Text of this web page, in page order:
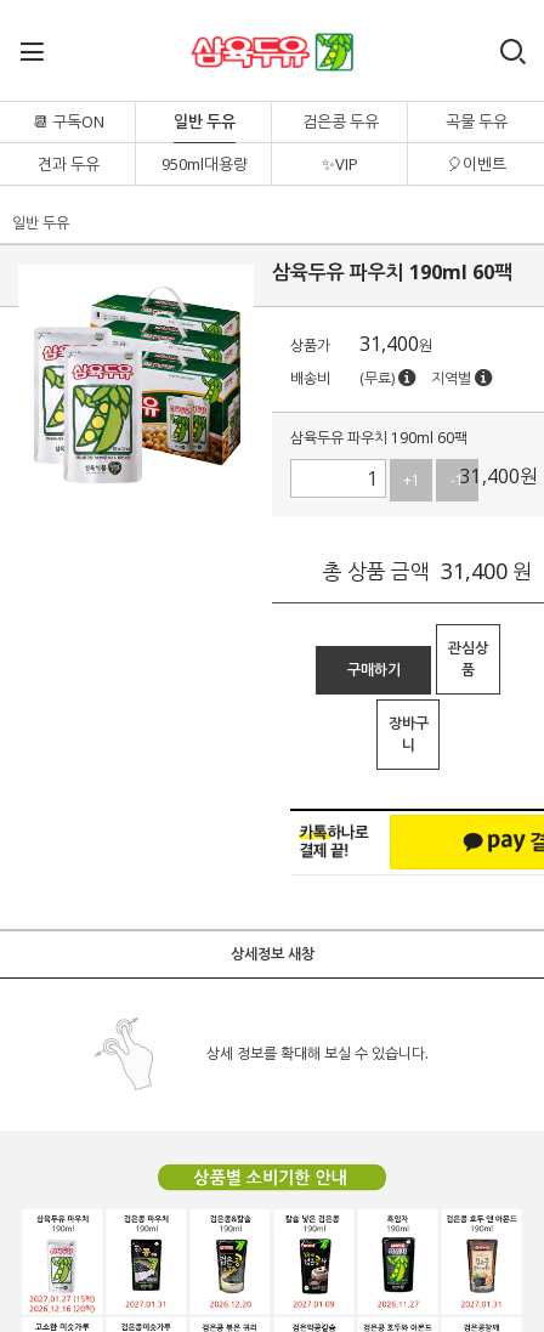
📆 구독ON 일반 두유 검은콩 두유
곡물 두유
견과 두유
950ml대용량 ✨VIP 🎈이벤트
일반 두유
삼육두유 파우치 190ml 60팩
상품가 31,400원
배송비
(무료) 지역별
삼육두유 파우치 190ml 60팩
+1 -131,400원
총 상품 금액 31,400 원
구매하기
관심상
품
장바구
니
상세정보 새창
상세 정보를 확대해 보실 수 있습니다.